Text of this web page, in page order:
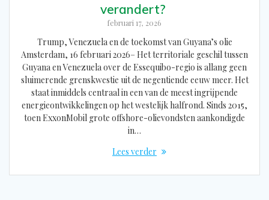
verandert?
februari 17, 2026
Trump, Venezuela en de toekomst van Guyana’s olie
Amsterdam, 16 februari 2026– Het territoriale geschil tussen
Guyana en Venezuela over de Essequibo-regio is allang geen
sluimerende grenskwestie uit de negentiende eeuw meer. Het
staat inmiddels centraal in een van de meest ingrijpende
energieontwikkelingen op het westelijk halfrond. Sinds 2015,
toen ExxonMobil grote offshore-olievondsten aankondigde
in…
Lees verder